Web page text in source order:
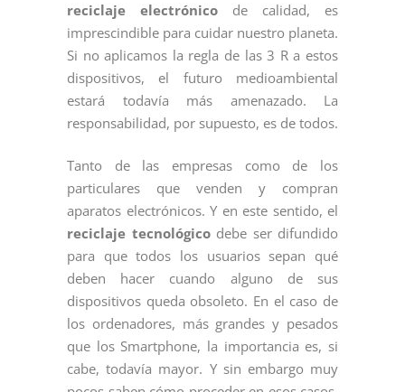
reciclaje electrónico de calidad, es
imprescindible para cuidar nuestro planeta.
Si no aplicamos la regla de las 3 R a estos
dispositivos, el futuro medioambiental
estará todavía más amenazado. La
responsabilidad, por supuesto, es de todos.
Tanto de las empresas como de los
particulares que venden y compran
aparatos electrónicos. Y en este sentido, el
reciclaje tecnológicodebe ser difundido
para que todos los usuarios sepan qué
deben hacer cuando alguno de sus
dispositivos queda obsoleto. En el caso de
los ordenadores, más grandes y pesados
que los Smartphone, la importancia es, si
cabe, todavía mayor. Y sin embargo muy